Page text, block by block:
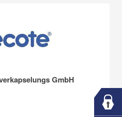
GmbH